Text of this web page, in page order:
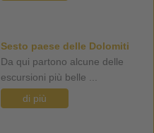
Sesto paese delle Dolomiti
Da qui partono alcune delle
escursioni più belle ...
di più